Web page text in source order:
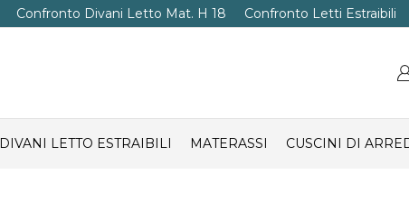
Confronto Divani Letto Mat. H 18 Confronto Letti Estraibili
DIVANI LETTO ESTRAIBILI MATERASSI CUSCINI DI